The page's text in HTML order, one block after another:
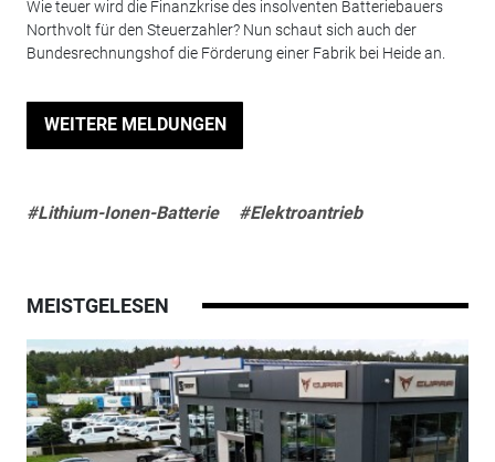
Wie teuer wird die Finanzkrise des insolventen Batteriebauers
Northvolt für den Steuerzahler? Nun schaut sich auch der
Bundesrechnungshof die Förderung einer Fabrik bei Heide an.
WEITERE MELDUNGEN
#Lithium-Ionen-Batterie #Elektroantrieb
MEISTGELESEN